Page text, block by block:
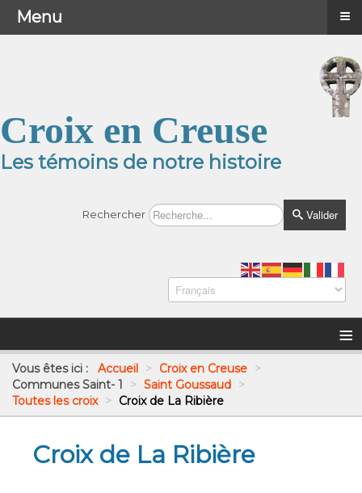
Croix en Creuse
Les témoins de notre histoire
Rechercher Valider
≡
Vous êtes ici : Accueil > Croix en Creuse >
Communes Saint- 1
> Saint Goussaud >
Toutes les croix > Croix de La Ribière
Croix de La Ribière
Menu ≡
Menu ≡